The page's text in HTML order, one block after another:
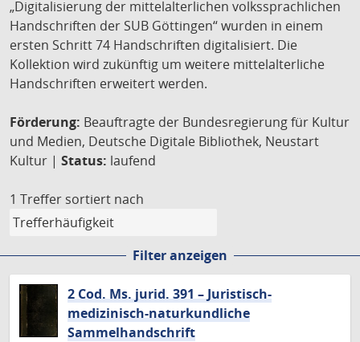
„Digitalisierung der mittelalterlichen volkssprachlichen
Handschriften der SUB Göttingen“ wurden in einem
ersten Schritt 74 Handschriften digitalisiert. Die
Kollektion wird zukünftig um weitere mittelalterliche
Handschriften erweitert werden.
Förderung: Beauftragte der Bundesregierung für Kultur
und Medien, Deutsche Digitale Bibliothek, Neustart
Kultur | Status: laufend
1 Treffer sortiert nach
Filter anzeigen
2 Cod. Ms. jurid. 391 – Juristisch-
medizinisch-naturkundliche
Sammelhandschrift